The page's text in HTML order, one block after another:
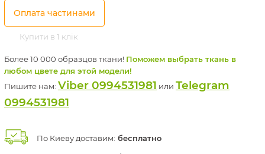
Оплата частинами
Купити в 1 клік
Более 10 000 образцов ткани! Поможем выбрать ткань в
любом цвете для этой модели!
Пишите нам: Viber 0994531981 или Telegram
0994531981
По Киеву доставим: бесплатно